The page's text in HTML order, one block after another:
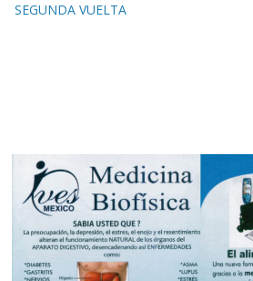
SEGUNDA VUELTA